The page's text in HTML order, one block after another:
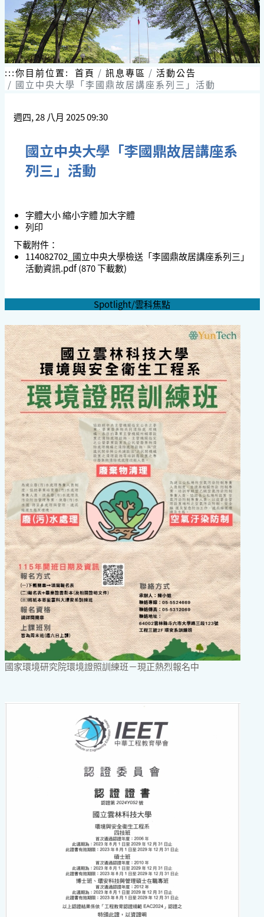
:::你目前位置: 首頁 訊息專區
活動公告
國立中央大學「李國鼎故居講座系列三」活動
週四, 28 八月 2025 09:30
國立中央大學「李國鼎故居講座系
列三」活動
字體大小縮小字體加大字體
列印
下載附件：
114082702_國立中央大學檢送「李國鼎故居講座系列三」
活動資訊.pdf (870 下載數)
Spotlight/雲科焦點
國家環境研究院環境證照訓練班－現正熱烈報名中